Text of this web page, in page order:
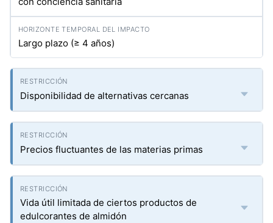
Largo plazo (≥ 4 años)
Disponibilidad de alternativas cercanas
Precios fluctuantes de las materias primas
Vida útil limitada de ciertos productos de
edulcorantes de almidón